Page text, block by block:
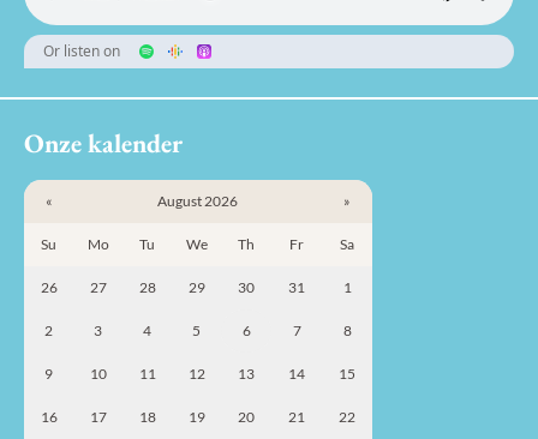
Or listen on
Onze kalender
« August 2026 »
Su Mo Tu We Th Fr Sa
26 27 28 29 30 31 1
2 3 4 5 6 7 8
9 10 11 12 13 14 15
16 17 18 19 20 21 22